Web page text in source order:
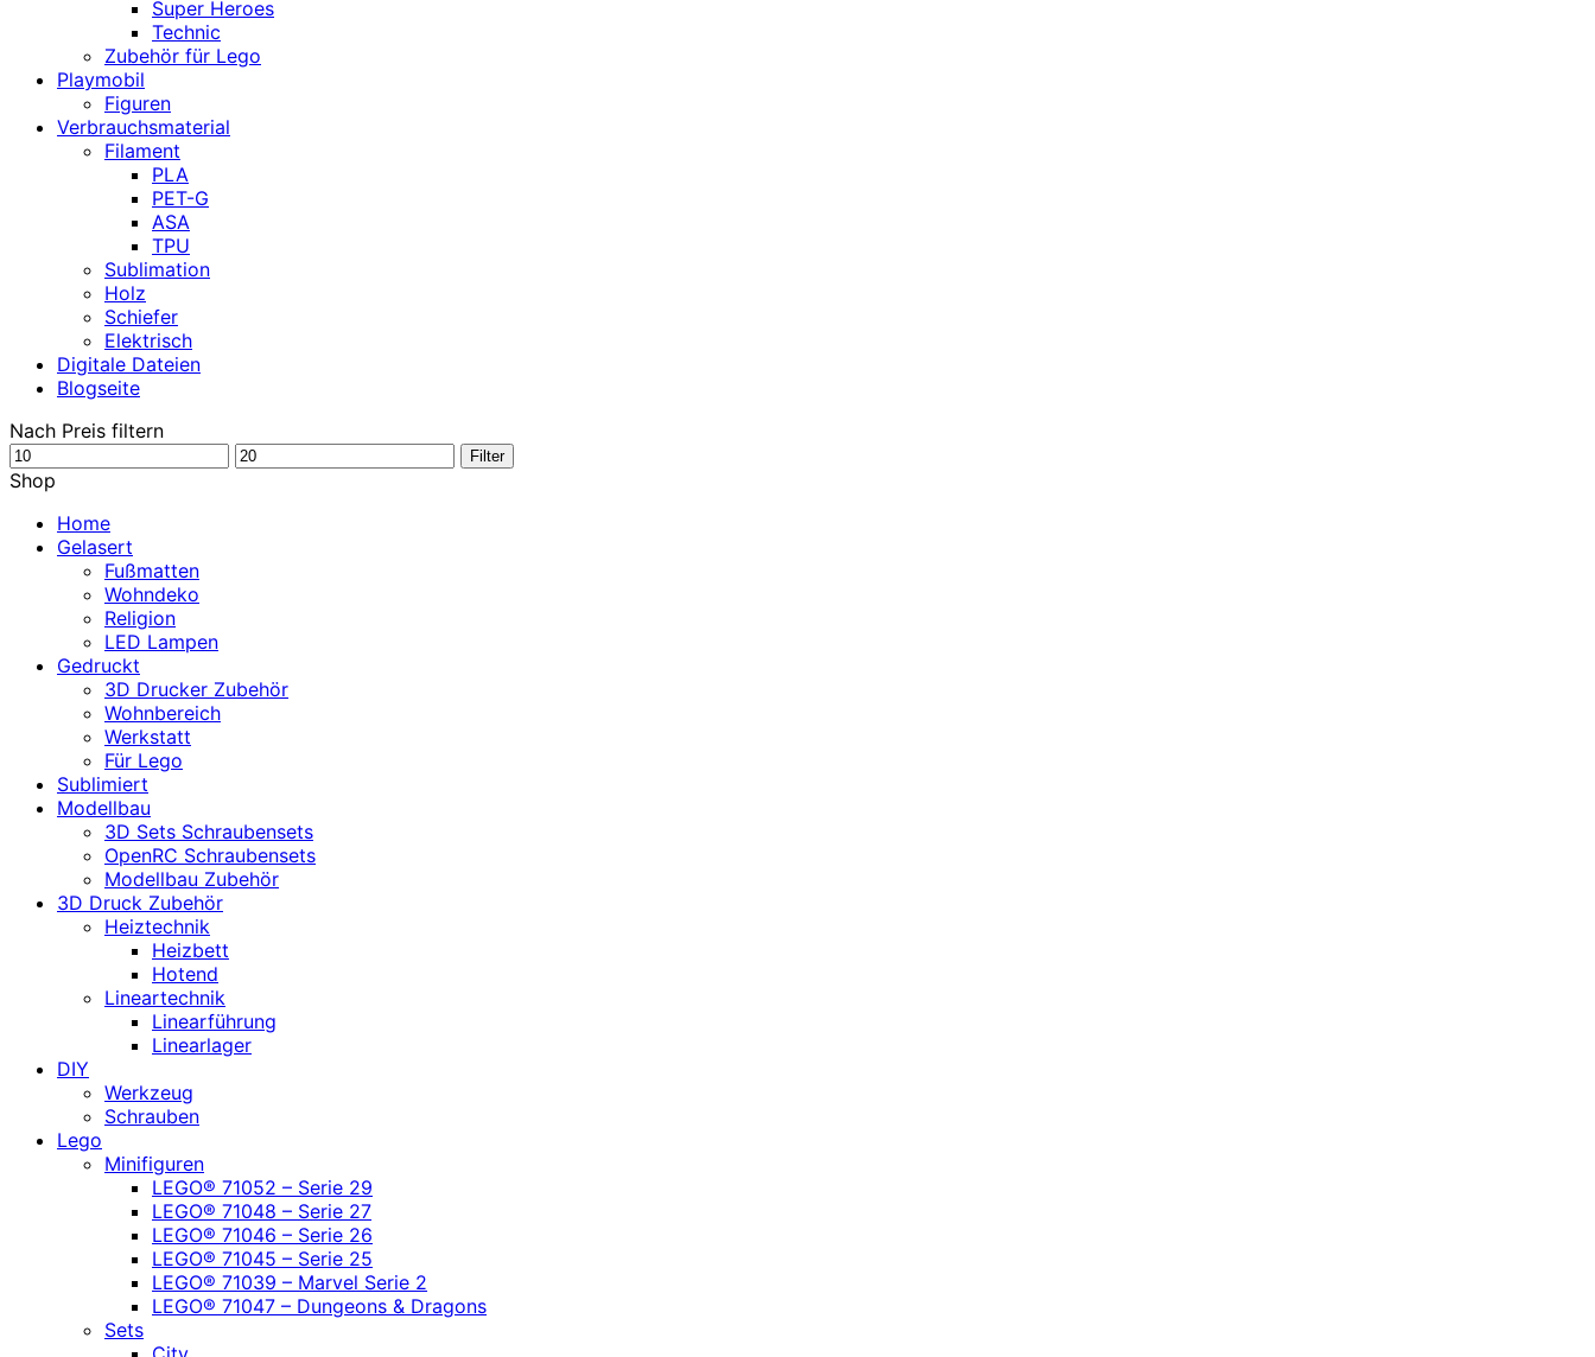
Super Heroes
Technic
Zubehör für Lego
Playmobil
Figuren
Verbrauchsmaterial
Filament
PLA
PET-G
ASA
TPU
Sublimation
Holz
Schiefer
Elektrisch
Digitale Dateien
Blogseite
Nach Preis filtern
Min.
Preis
Max.
Filter
Shop
Home
Gelasert
Fußmatten
Wohndeko
Religion
LED Lampen
Gedruckt
3D Drucker Zubehör
Wohnbereich
Werkstatt
Für Lego
Sublimiert
Modellbau
3D Sets Schraubensets
OpenRC Schraubensets
Modellbau Zubehör
3D Druck Zubehör
Heiztechnik
Heizbett
Hotend
Lineartechnik
Linearführung
Linearlager
DIY
Werkzeug
Schrauben
Lego
Minifiguren
LEGO® 71052 – Serie 29
LEGO® 71048 – Serie 27
LEGO® 71046 – Serie 26
LEGO® 71045 – Serie 25
LEGO® 71039 – Marvel Serie 2
LEGO® 71047 – Dungeons & Dragons
Sets